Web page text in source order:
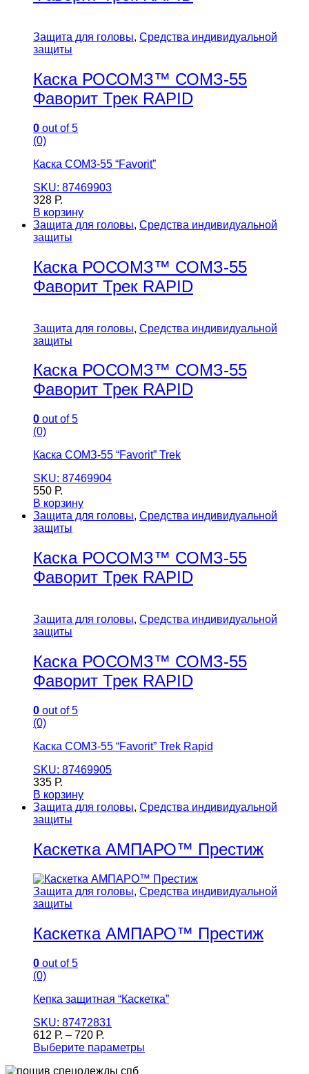
Защита для головы, Средства индивидуальной
защиты
Каска РОСОМЗ™ СОМЗ-55
Фаворит Трек RAPID
0 out of 5
(0)
Каска СОМ3-55 “Favorit”
SKU: 87469903
328 Р.
В корзину
Защита для головы, Средства индивидуальной
защиты
Каска РОСОМЗ™ СОМЗ-55
Фаворит Трек RAPID
Защита для головы, Средства индивидуальной
защиты
Каска РОСОМЗ™ СОМЗ-55
Фаворит Трек RAPID
0 out of 5
(0)
Каска СОМЗ-55 “Favorit” Trek
SKU: 87469904
550 Р.
В корзину
Защита для головы, Средства индивидуальной
защиты
Каска РОСОМЗ™ СОМЗ-55
Фаворит Трек RAPID
Защита для головы, Средства индивидуальной
защиты
Каска РОСОМЗ™ СОМЗ-55
Фаворит Трек RAPID
0 out of 5
(0)
Каска СОМЗ-55 “Favorit” Trek Rapid
SKU: 87469905
335 Р.
В корзину
Защита для головы, Средства индивидуальной
защиты
Каскетка АМПАРО™ Престиж
Защита для головы, Средства индивидуальной
защиты
Каскетка АМПАРО™ Престиж
0 out of 5
(0)
Кепка защитная “Каскетка”
SKU: 87472831
612 Р. – 720 Р.
Выберите параметры